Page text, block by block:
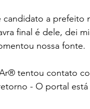
candidato a prefeito
final é dele, dei
nossa fonte.
tentou contato
- O portal